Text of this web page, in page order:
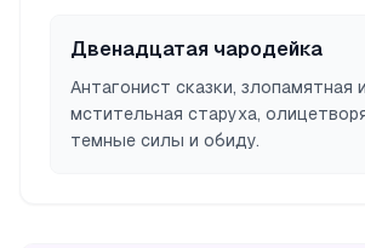
Двенадцатая чародейка
Антагонист сказки, злопамятная и
мстительная старуха,
темные силы и обиду.